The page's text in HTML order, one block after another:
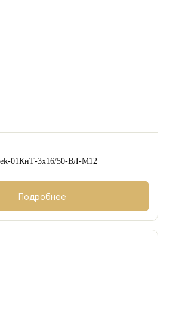
01КнТ-3х16/50-ВЛ-М12
Подробнее